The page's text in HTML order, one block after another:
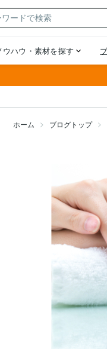
ホーム ブログトップ